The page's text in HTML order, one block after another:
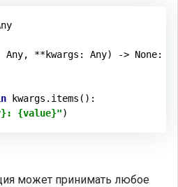
Any, **kwargs: Any) -> None:
kwargs.items():
{value}"
может принимать любое